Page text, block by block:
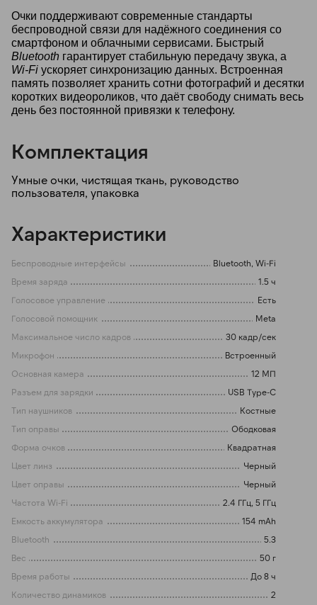
Очки поддерживают современные стандарты
беспроводной связи для надёжного соединения со
смартфоном и облачными сервисами. Быстрый
Bluetooth гарантирует стабильную передачу звука, а
Wi-Fi ускоряет синхронизацию данных. Встроенная
память позволяет хранить сотни фотографий и десятки
коротких видеороликов, что даёт свободу снимать весь
день без постоянной привязки к телефону.
Комплектация
Умные очки, чистящая ткань, руководство
пользователя, упаковка
Характеристики
Беспроводные интерфейсы
Bluetooth, Wi-Fi
Время заряда
1.5 ч
Голосовое управление
Есть
Голосовой помощник
Meta
Максимальное число кадров
30 кадр/сек
Микрофон
Встроенный
Основная камера
12 МП
Разъем для зарядки
USB Type-C
Тип наушников
Костные
Тип оправы
Ободковая
Форма очков
Квадратная
Цвет линз
Черный
Цвет оправы
Черный
Частота Wi-Fi
2.4 ГГц, 5 ГГц
Емкость аккумулятора
154 mAh
Bluetooth
5.3
Вес
50 г
Время работы
До 8 ч
Количество динамиков
2